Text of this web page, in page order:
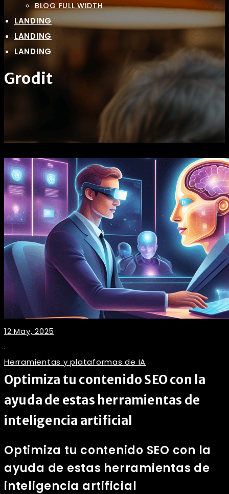
BLOG FULL WIDTH
LANDING
LANDING
LANDING
Grodit
12 May, 2025
.
Herramientas y plataformas de IA
Optimiza tu contenido SEO con la
ayuda de estas herramientas de
inteligencia artificial
Optimiza tu contenido SEO con la
ayuda de estas herramientas de
inteligencia artificial